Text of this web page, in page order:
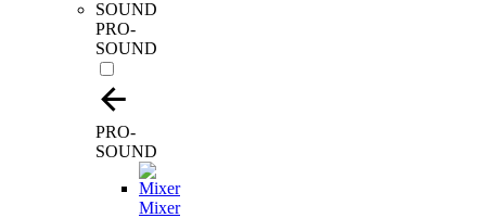
PRO-
SOUND
PRO-
SOUND
Mixer